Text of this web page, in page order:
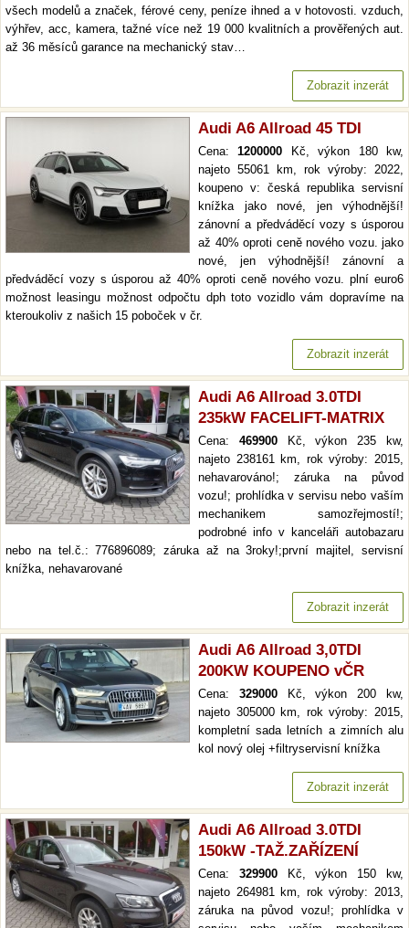
všech modelů a značek, férové ceny, peníze ihned a v hotovosti. vzduch,
výhřev, acc, kamera, tažné více než 19 000 kvalitních a prověřených aut.
až 36 měsíců garance na mechanický stav…
Zobrazit inzerát
Audi A6 Allroad 45 TDI
Cena:1200000 Kč, výkon 180 kw,
najeto 55061 km, rok výroby: 2022,
koupeno v: česká republika servisní
knížka jako nové, jen výhodnější!
zánovní a předváděcí vozy s úsporou
až 40% oproti ceně nového vozu. jako
nové, jen výhodnější! zánovní a
předváděcí vozy s úsporou až 40% oproti ceně nového vozu. plní euro6
možnost leasingu možnost odpočtu dph toto vozidlo vám dopravíme na
kteroukoliv z našich 15 poboček v čr.
Zobrazit inzerát
Audi A6 Allroad 3.0TDI
235kW FACELIFT-MATRIX
Cena: 469900Kč, výkon 235 kw,
najeto 238161 km, rok výroby: 2015,
nehavarováno!; záruka na původ
vozu!; prohlídka v servisu nebo vaším
mechanikem samozřejmostí!;
podrobné info v kanceláři autobazaru
nebo na tel.č.: 776896089; záruka až na 3roky!;první majitel, servisní
knížka, nehavarované
Zobrazit inzerát
Audi A6 Allroad 3,0TDI
200KW KOUPENO vČR
Cena: 329000Kč, výkon 200 kw,
najeto 305000 km, rok výroby: 2015,
kompletní sada letních a zimních alu
kol nový olej +filtryservisní knížka
Zobrazit inzerát
Audi A6 Allroad 3.0TDI
150kW -TAŽ.ZAŘÍZENÍ
Cena: 329900Kč, výkon 150 kw,
najeto 264981 km, rok výroby: 2013,
záruka na původ vozu!; prohlídka v